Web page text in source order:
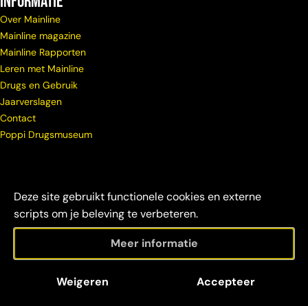
Deze site gebruikt functionele cookies en externe
scripts om je beleving te verbeteren.
Meer informatie
Weigeren Accepteer
Over Mainline
Mainline magazine
Mainline Rapporten
Leren met Mainline
Drugs en Gebruik
Jaarverslagen
Contact
Poppi Drugsmuseum
Mainline 2026
verantwoordelijkheid
credits